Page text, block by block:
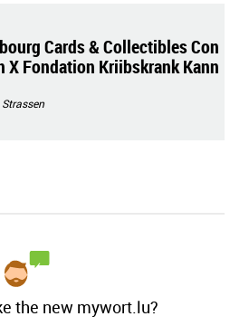
Cards & Collectibles Con
X Fondation Kriibskrank Kann
Strassen
the new mywort.lu?